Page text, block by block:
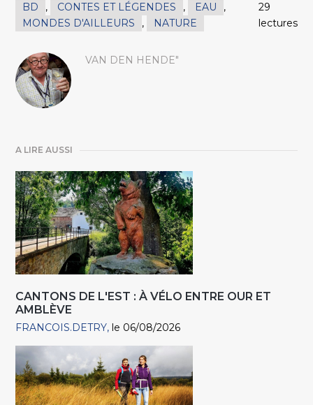
BD , CONTES ET LÉGENDES , EAU
,
MONDES D'AILLEURS
, NATURE
29
lectures
VAN DEN HENDE"
A LIRE AUSSI
CANTONS DE L'EST : À VÉLO ENTRE OUR ET
AMBLÈVE
FRANCOIS.DETRY le 06/08/2026